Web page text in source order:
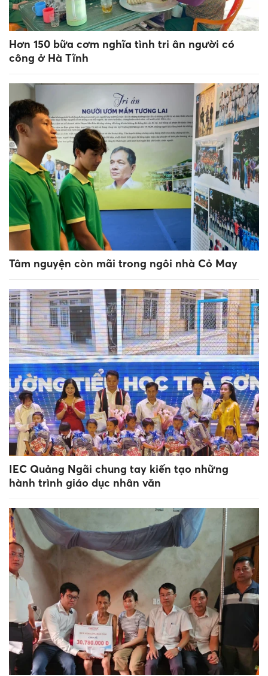
Hơn 150 bữa cơm nghĩa tình tri ân người có
công ở Hà Tĩnh
Tâm nguyện còn mãi trong ngôi nhà Cỏ May
IEC Quảng Ngãi chung tay kiến tạo những
hành trình giáo dục nhân văn